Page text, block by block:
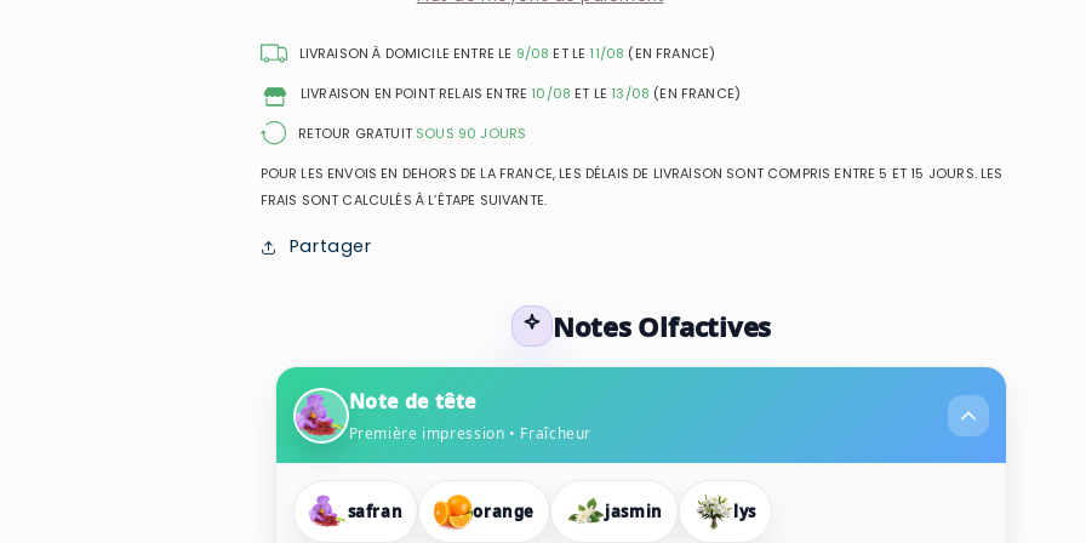
Extrait
Parfum
Mixte
Extrait
Parfum
Mixte
LIVRAISON À DOMICILE ENTRE LE 9/08 ET LE 11/08 (EN FRANCE)
LIVRAISON EN POINT RELAIS ENTRE 10/08 ET LE 13/08 (EN FRANCE)
RETOUR GRATUIT SOUS 90 JOURS
POUR LES ENVOIS EN DEHORS DE LA FRANCE, LES DÉLAIS DE LIVRAISON SONT COMPRIS ENTRE 5 ET 15 JOURS. LES
FRAIS SONT CALCULÉS À L’ÉTAPE SUIVANTE.
Partager
Notes Olfactives
Note de tête
Première impression • Fraîcheur
safran orange jasmin lys